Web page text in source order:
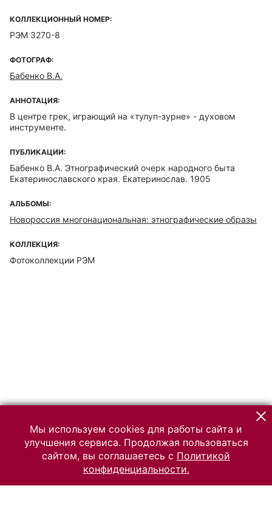
КОЛЛЕКЦИОННЫЙ НОМЕР:
РЭМ 3270-8
ФОТОГРАФ:
Бабенко В.А.
АННОТАЦИЯ:
В центре грек, играющий на «тулуп-зурне» - духовом
инструменте.
ПУБЛИКАЦИИ:
Бабенко В.А. Этнографический очерк народного быта
Екатеринославского края. Екатеринослав. 1905
АЛЬБОМЫ:
Новороссия многонациональная: этнографические образы
КОЛЛЕКЦИЯ:
Фотоколлекции РЭМ
Мы используем cookies для работы сайта и
улучшения сервиса. Продолжая пользоваться
сайтом, вы соглашаетесь с Политикой
конфиденциальности.